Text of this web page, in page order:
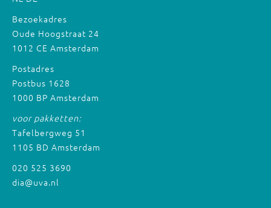
Bezoekadres
Oude Hoogstraat 24
1012 CE Amsterdam
Postadres
Postbus 1628
1000 BP Amsterdam
voor pakketten:
Tafelbergweg 51
1105 BD Amsterdam
020 525 3690
dia@uva.nl